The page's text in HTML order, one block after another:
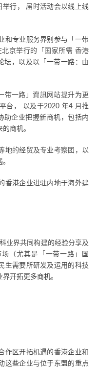
行， 届时活动会以线上线
和专业服务界别参与「一带
京举行的「国家所需 香港
坛，以及以「一带一路：由
带一路」資訊网站提升为更
台， 以及于2020 年4 月推
助企业把握新商机，包括内
商机。
地的经贸及专业考察团，以
香港企业进驻内地于海外建
业界共同构建的经验分享及
（尤其是「一带一路」国
生需要所研发及运用的科技
开拓更多商机。
作区开拓机遇的香港企业和
这些企业与位于东盟的重点